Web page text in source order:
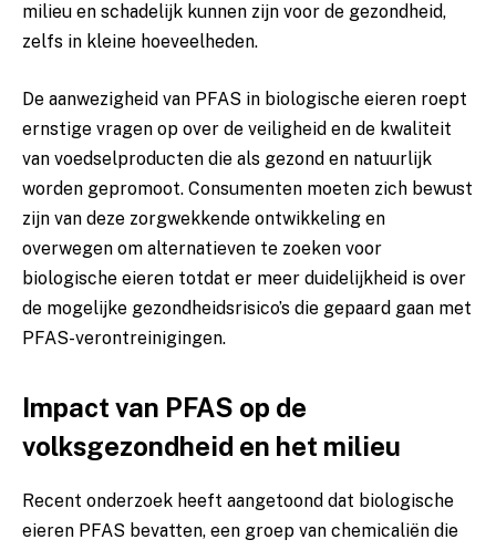
milieu ‌en schadelijk kunnen zijn ‌voor de gezondheid,
zelfs in kleine hoeveelheden.
De ‌aanwezigheid van PFAS in biologische eieren roept
ernstige vragen op over de veiligheid en de kwaliteit
van voedselproducten ​die als gezond en natuurlijk
worden ⁤gepromoot. Consumenten moeten⁢ zich ⁢bewust
zijn​ van deze zorgwekkende ontwikkeling en
overwegen om alternatieven ‌te zoeken voor
biologische eieren totdat er meer duidelijkheid is over
de mogelijke ​gezondheidsrisico’s⁢ die gepaard gaan met
PFAS-verontreinigingen.
Impact van PFAS op‍ de
⁣volksgezondheid en het milieu
Recent ⁣onderzoek heeft aangetoond dat biologische‌
eieren⁤ PFAS bevatten, een groep van chemicaliën die